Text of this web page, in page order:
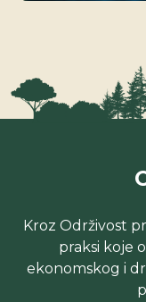
Kroz Održivost
praksi koje
ekonomskog i